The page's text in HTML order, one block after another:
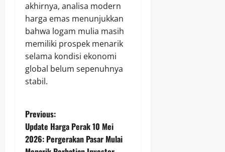
akhirnya, analisa modern
harga emas menunjukkan
bahwa logam mulia masih
memiliki prospek menarik
selama kondisi ekonomi
global belum sepenuhnya
stabil.
P
o
Previous:
Update Harga Perak 10 Mei
2026: Pergerakan Pasar Mulai